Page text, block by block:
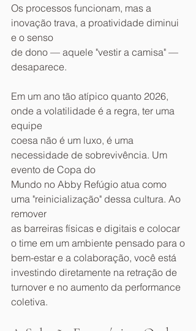
Os processos funcionam, mas a
inovação trava, a proatividade diminui
e o senso
de dono — aquele "vestir a camisa" —
desaparece.
Em um ano tão atípico quanto 2026,
onde a volatilidade é a regra, ter uma
equipe
coesa não é um luxo, é uma
necessidade de sobrevivência. Um
evento de Copa do
Mundo no Abby Refúgio atua como
uma "reinicialização" dessa cultura. Ao
remover
as barreiras físicas e digitais e colocar
o time em um ambiente pensado para o
bem-estar e a colaboração, você está
investindo diretamente na retração de
turnover e no aumento da performance
coletiva.